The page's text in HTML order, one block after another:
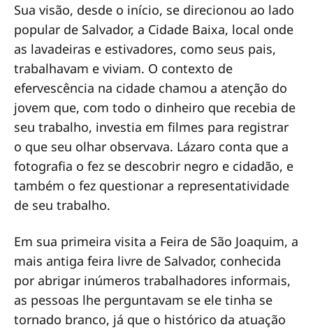
Sua visão, desde o início, se direcionou ao lado
popular de Salvador, a Cidade Baixa, local onde
as lavadeiras e estivadores, como seus pais,
trabalhavam e viviam. O contexto de
efervescência na cidade chamou a atenção do
jovem que, com todo o dinheiro que recebia de
seu trabalho, investia em filmes para registrar
o que seu olhar observava. Lázaro conta que a
fotografia o fez se descobrir negro e cidadão, e
também o fez questionar a representatividade
de seu trabalho.
Em sua primeira visita a Feira de São Joaquim, a
mais antiga feira livre de Salvador, conhecida
por abrigar inúmeros trabalhadores informais,
as pessoas lhe perguntavam se ele tinha se
tornado branco, já que o histórico da atuação